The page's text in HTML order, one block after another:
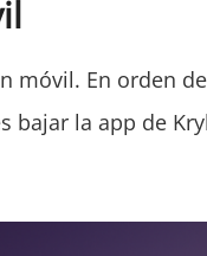
móvil. En orden
bajar la app de